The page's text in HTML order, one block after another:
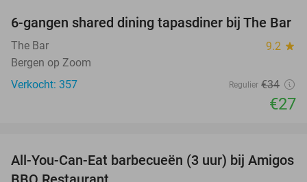
21%
6-gangen shared dining tapasdiner bij The Bar
The Bar 9.2 star
Bergen op Zoom
Verkocht: 357
Regulier €34
€27
26%
All-You-Can-Eat barbecueën (3 uur) bij Amigos